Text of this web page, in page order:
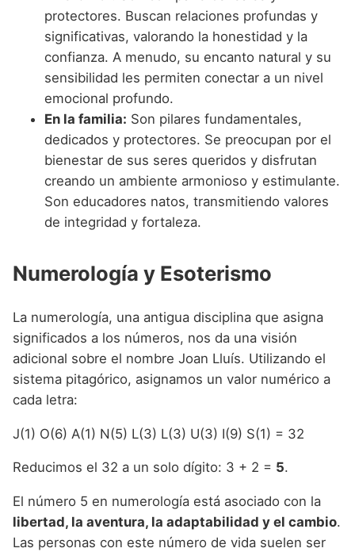
protectores. Buscan relaciones profundas y
significativas, valorando la honestidad y la
confianza. A menudo, su encanto natural y su
sensibilidad les permiten conectar a un nivel
emocional profundo.
En la familia: Son pilares fundamentales,
dedicados y protectores. Se preocupan por el
bienestar de sus seres queridos y disfrutan
creando un ambiente armonioso y estimulante.
Son educadores natos, transmitiendo valores
de integridad y fortaleza.
Numerología y Esoterismo
La numerología, una antigua disciplina que asigna
significados a los números, nos da una visión
adicional sobre el nombre Joan Lluís. Utilizando el
sistema pitagórico, asignamos un valor numérico a
cada letra:
J(1) O(6) A(1) N(5) L(3) L(3) U(3) I(9) S(1) = 32
Reducimos el 32 a un solo dígito: 3 + 2 = 5.
El número 5 en numerología está asociado con la
libertad, la aventura, la adaptabilidad y el cambio.
Las personas con este número de vida suelen ser